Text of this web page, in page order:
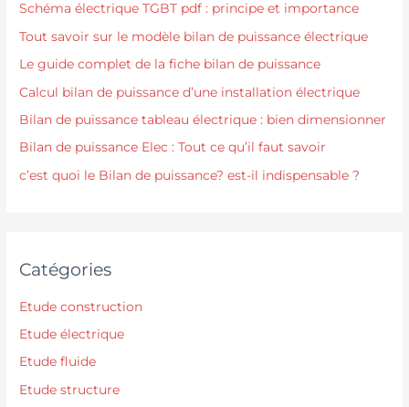
Schéma électrique TGBT pdf : principe et importance
Tout savoir sur le modèle bilan de puissance électrique
Le guide complet de la fiche bilan de puissance
Calcul bilan de puissance d’une installation électrique
Bilan de puissance tableau électrique : bien dimensionner
Bilan de puissance Elec : Tout ce qu’il faut savoir
c’est quoi le Bilan de puissance? est-il indispensable ?
Catégories
Etude construction
Etude électrique
Etude fluide
Etude structure